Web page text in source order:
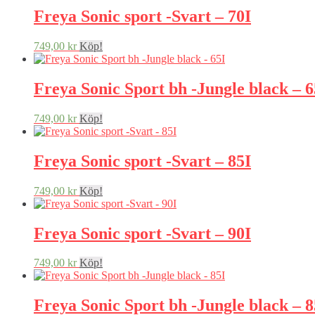
Freya Sonic sport -Svart – 70I
749,00 kr Köp!
Freya Sonic Sport bh -Jungle black –
749,00 kr Köp!
Freya Sonic sport -Svart – 85I
749,00 kr Köp!
Freya Sonic sport -Svart – 90I
749,00 kr Köp!
Freya Sonic Sport bh -Jungle black –